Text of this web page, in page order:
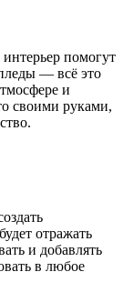
помогут
— всё это
и
своими руками,
отражать
и добавлять
в любое